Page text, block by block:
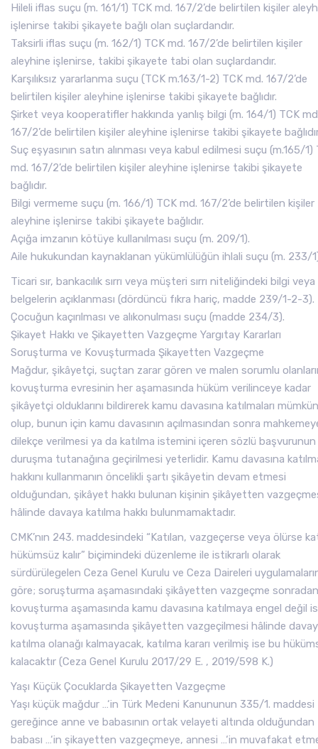
Hileli iflas suçu (m. 161/1) TCK md. 167/2’de belirtilen kişiler
işlenirse takibi şikayete bağlı olan suçlardandır.
Taksirli iflas suçu (m. 162/1) TCK md. 167/2’de belirtilen kişiler
aleyhine işlenirse, takibi şikayete tabi olan suçlardandır.
Karşılıksız yararlanma suçu (TCK m.163/1-2) TCK md. 167/2’de
belirtilen kişiler aleyhine işlenirse takibi şikayete bağlıdır.
Şirket veya kooperatifler hakkında yanlış bilgi (m. 164/1) TCK
167/2’de belirtilen kişiler aleyhine işlenirse takibi şikayete
Suç eşyasının satın alınması veya kabul edilmesi suçu (m.165/1)
md. 167/2’de belirtilen kişiler aleyhine işlenirse takibi şikayete
bağlıdır.
Bilgi vermeme suçu (m. 166/1) TCK md. 167/2’de belirtilen kişiler
aleyhine işlenirse takibi şikayete bağlıdır.
Açığa imzanın kötüye kullanılması suçu (m. 209/1).
Aile hukukundan kaynaklanan yükümlülüğün ihlali suçu (m. 233/
Ticari sır, bankacılık sırrı veya müşteri sırrı niteliğindeki bilgi veya
belgelerin açıklanması (dördüncü fıkra hariç, madde 239/1-2-3).
Çocuğun kaçırılması ve alıkonulması suçu (madde 234/3).
Şikayet Hakkı ve Şikayetten Vazgeçme Yargıtay Kararları
Soruşturma ve Kovuşturmada Şikayetten Vazgeçme
Mağdur, şikâyetçi, suçtan zarar gören ve malen sorumlu
kovuşturma evresinin her aşamasında hüküm verilinceye kadar
şikâyetçi olduklarını bildirerek kamu davasına katılmaları mümkün
olup, bunun için kamu davasının açılmasından sonra
dilekçe verilmesi ya da katılma istemini içeren sözlü başvurunun
duruşma tutanağına geçirilmesi yeterlidir. Kamu davasına
hakkını kullanmanın öncelikli şartı şikâyetin devam etmesi
olduğundan, şikâyet hakkı bulunan kişinin şikâyetten
hâlinde davaya katılma hakkı bulunmamaktadır.
CMK’nın 243. maddesindeki “Katılan, vazgeçerse veya ölürse
hükümsüz kalır” biçimindeki düzenleme ile istikrarlı olarak
sürdürülegelen Ceza Genel Kurulu ve Ceza Daireleri
göre; soruşturma aşamasındaki şikâyetten vazgeçme sonradan
kovuşturma aşamasında kamu davasına katılmaya engel değil
kovuşturma aşamasında şikâyetten vazgeçilmesi hâlinde
katılma olanağı kalmayacak, katılma kararı verilmiş ise bu
kalacaktır (Ceza Genel Kurulu 2017/29 E. , 2019/598 K.)
Yaşı Küçük Çocuklarda Şikayetten Vazgeçme
Yaşı küçük mağdur …‘in Türk Medeni Kanununun 335/1. maddesi
gereğince anne ve babasının ortak velayeti altında olduğundan
babası …‘in şikayetten vazgeçmeye, annesi …‘in muvafakat